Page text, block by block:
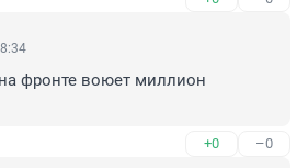
в армию еще почти 100
численности российской
его же указу, с 2023 года уже
фронте воюет миллион
+0 –0